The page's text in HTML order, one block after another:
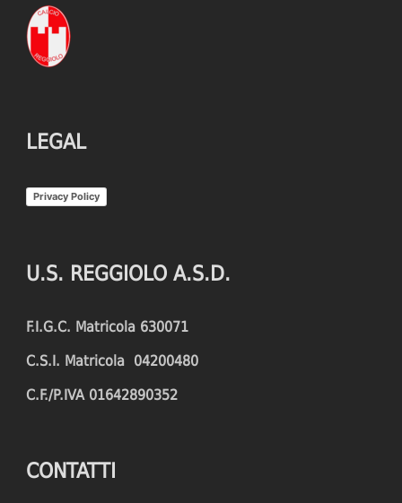
LEGAL
Privacy Policy
U.S. REGGIOLO A.S.D.
F.I.G.C. Matricola 630071
C.S.I. Matricola 04200480
C.F./P.IVA 01642890352
CONTATTI